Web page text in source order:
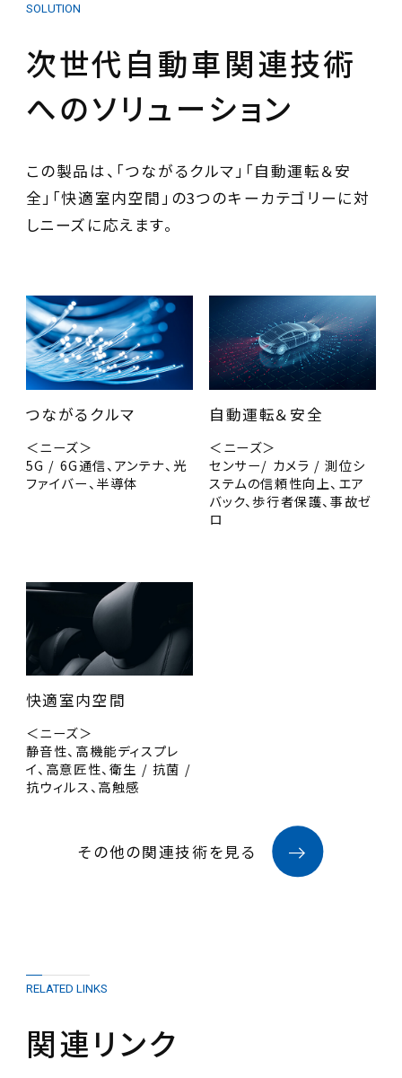
SOLUTION
次世代自動車関連技術
へのソリューション
この製品は、「つながるクルマ」「自動運転＆安
全」「快適室内空間」の3つのキーカテゴリーに対
しニーズに応えます。
つながるクルマ
＜ニーズ＞
5G / 6G通信、アンテナ、光
ファイバー、半導体
自動運転＆安全
＜ニーズ＞
センサー/ カメラ / 測位シ
ステムの信頼性向上、エア
バック、歩行者保護、事故ゼ
ロ
快適室内空間
＜ニーズ＞
静音性、高機能ディスプレ
イ、高意匠性、衛生 / 抗菌 /
抗ウィルス、高触感
その他の関連技術を見る
RELATED LINKS
関連リンク